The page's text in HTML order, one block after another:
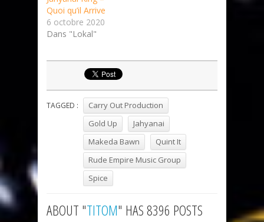
Quoi qu’il Arrive
6 octobre 2020
Dans "Lokal"
TAGGED :
Carry Out Production
Gold Up
Jahyanai
Makeda Bawn
Quint It
Rude Empire Music Group
Spice
ABOUT "TITOM" HAS 8396 POSTS